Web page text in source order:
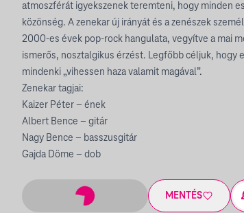
atmoszférát igyekszenek teremteni, hogy minden
közönség. A zenekar új irányát és a zenészek
2000-es évek pop-rock hangulata, vegyítve a mai
ismerős, nosztalgikus érzést. Legfőbb céljuk, hogy
mindenki „vihessen haza valamit magával”.
Zenekar tagjai:
Kaizer Péter – ének
Albert Bence – gitár
Nagy Bence – basszusgitár
Gajda Döme – dob
MENTÉS